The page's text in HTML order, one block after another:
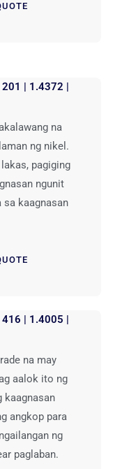
201 | 1.4372 |
na
ng nikel.
pagiging
ngunit
sa kaagnasan
416 | 1.4005 |
na may
aalok ito ng
kaagnasan
angkop para
ng
paglaban.